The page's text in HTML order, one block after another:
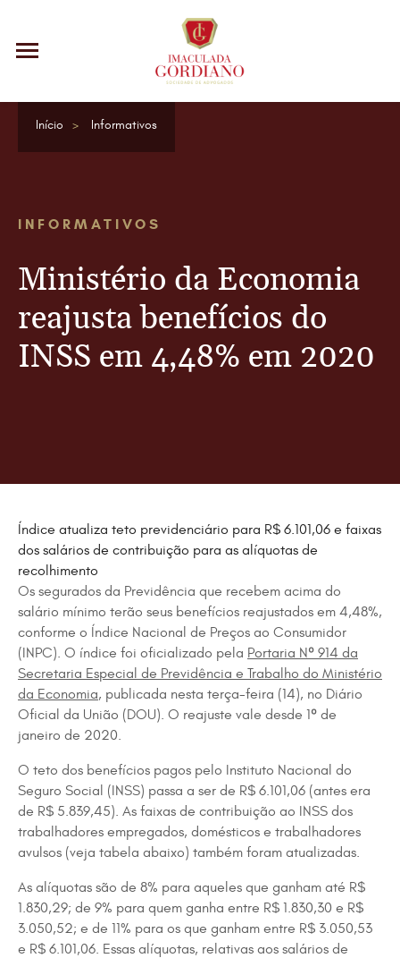
Início Informativos
INFORMATIVOS
Ministério da Economia
reajusta benefícios do
INSS em 4,48% em 2020
Índice atualiza teto previdenciário para R$ 6.101,06 e faixas
dos salários de contribuição para as alíquotas de
recolhimento
Os segurados da Previdência que recebem acima do
salário mínimo terão seus benefícios reajustados em 4,48%,
conforme o Índice Nacional de Preços ao Consumidor
(INPC). O índice foi oficializado pela Portaria Nº 914 da
Secretaria Especial de Previdência e Trabalho do Ministério
da Economia, publicada nesta terça-feira (14), no Diário
Oficial da União (DOU). O reajuste vale desde 1º de
janeiro de 2020.
O teto dos benefícios pagos pelo Instituto Nacional do
Seguro Social (INSS) passa a ser de R$ 6.101,06 (antes era
de R$ 5.839,45). As faixas de contribuição ao INSS dos
trabalhadores empregados, domésticos e trabalhadores
avulsos (veja tabela abaixo) também foram atualizadas.
As alíquotas são de 8% para aqueles que ganham até R$
1.830,29; de 9% para quem ganha entre R$ 1.830,30 e R$
3.050,52; e de 11% para os que ganham entre R$ 3.050,53
e R$ 6.101,06. Essas alíquotas, relativas aos salários de